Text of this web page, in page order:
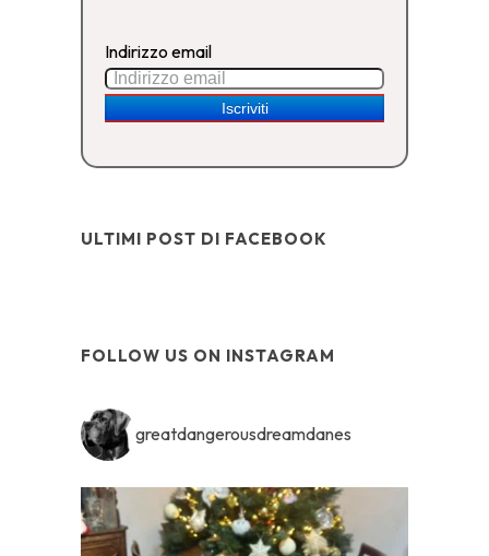
Indirizzo email
ULTIMI POST DI FACEBOOK
FOLLOW US ON INSTAGRAM
greatdangerousdreamdanes